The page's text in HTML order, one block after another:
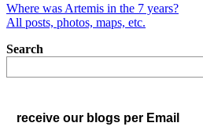
Where was Artemis in the 7 years?
All posts, photos, maps, etc.
Search
receive our blogs per Email